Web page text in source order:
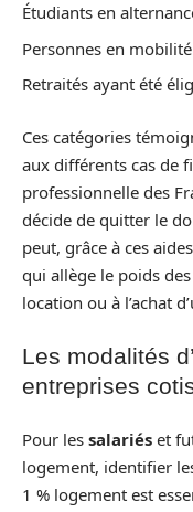
Étudiants en
Personnes en
Retraités ayant été
Ces catégories
aux différents cas de
professionnelle des
décide de quitter le
peut, grâce à ces
qui allège le poids
location ou à l’achat
Les modalités
entreprises
Pour les salariés et
logement, identifier
1 % logement est